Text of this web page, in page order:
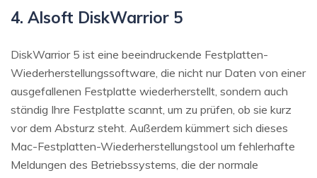
4. Alsoft DiskWarrior 5
DiskWarrior 5 ist eine beeindruckende Festplatten-
Wiederherstellungssoftware, die nicht nur Daten von einer
ausgefallenen Festplatte wiederherstellt, sondern auch
ständig Ihre Festplatte scannt, um zu prüfen, ob sie kurz
vor dem Absturz steht. Außerdem kümmert sich dieses
Mac-Festplatten-Wiederherstellungstool um fehlerhafte
Meldungen des Betriebssystems, die der normale